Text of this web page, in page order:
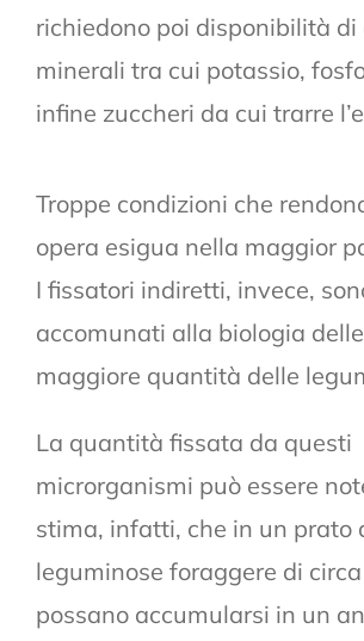
richiedono poi disponibilità di
minerali tra cui potassio,
infine zuccheri da cui trarre
Troppe condizioni che
opera esigua nella maggior
I fissatori indiretti, invece,
accomunati alla biologia
maggiore quantità delle
La quantità fissata da questi
microrganismi può essere
stima, infatti, che in un prato
leguminose foraggere di
possano accumularsi in un